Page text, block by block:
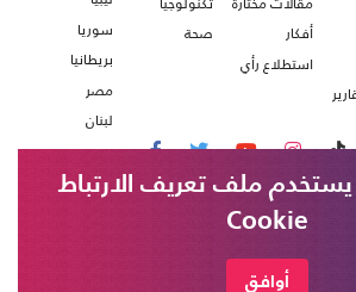
أفكار
استطلاع رأي
صحة
سوريا
بريطانيا
مصر
لبنان
ملف تعريف الارتباط
Cookie
أوافق